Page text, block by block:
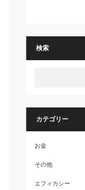
検索
カテゴリー
お金
その他
エフィカシー